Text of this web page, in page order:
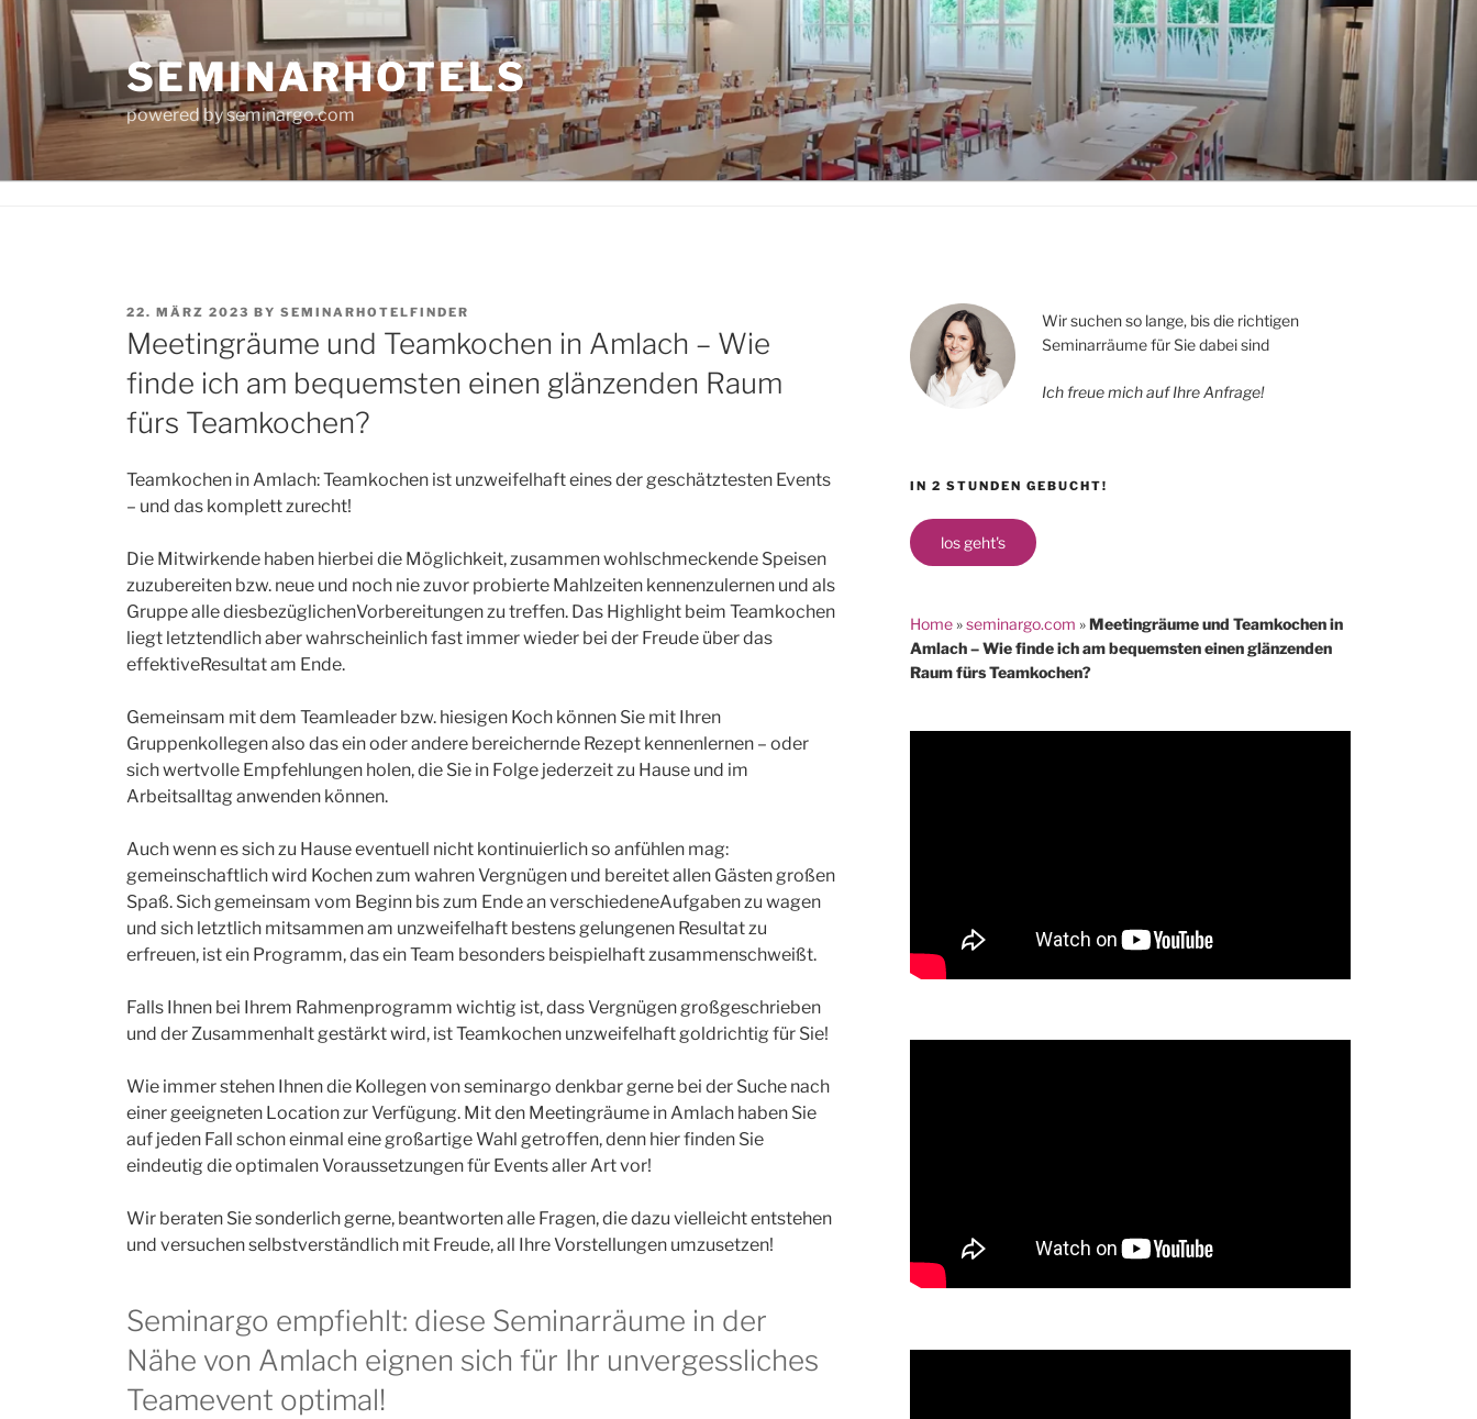
Skip
to
content
SEMINARHOTELS
powered by seminargo.com
POSTED
ON
22. MÄRZ 2023 BYSEMINARHOTELFINDER
Meetingräume und Teamkochen in Amlach – Wie
finde ich am bequemsten einen glänzenden Raum
fürs Teamkochen?
Teamkochen in Amlach: Teamkochen ist unzweifelhaft eines der geschätztesten Events
– und das komplett zurecht!
Die Mitwirkende haben hierbei die Möglichkeit, zusammen wohlschmeckende Speisen
zuzubereiten bzw. neue und noch nie zuvor probierte Mahlzeiten kennenzulernen und als
Gruppe alle diesbezüglichenVorbereitungen zu treffen. Das Highlight beim Teamkochen
liegt letztendlich aber wahrscheinlich fast immer wieder bei der Freude über das
effektiveResultat am Ende.
Gemeinsam mit dem Teamleader bzw. hiesigen Koch können Sie mit Ihren
Gruppenkollegen also das ein oder andere bereichernde Rezept kennenlernen – oder
sich wertvolle Empfehlungen holen, die Sie in Folge jederzeit zu Hause und im
Arbeitsalltag anwenden können.
Auch wenn es sich zu Hause eventuell nicht kontinuierlich so anfühlen mag:
gemeinschaftlich wird Kochen zum wahren Vergnügen und bereitet allen Gästen großen
Spaß. Sich gemeinsam vom Beginn bis zum Ende an verschiedeneAufgaben zu wagen
und sich letztlich mitsammen am unzweifelhaft bestens gelungenen Resultat zu
erfreuen, ist ein Programm, das ein Team besonders beispielhaft zusammenschweißt.
Falls Ihnen bei Ihrem Rahmenprogramm wichtig ist, dass Vergnügen großgeschrieben
und der Zusammenhalt gestärkt wird, ist Teamkochen unzweifelhaft goldrichtig für Sie!
Wie immer stehen Ihnen die Kollegen von seminargo denkbar gerne bei der Suche nach
einer geeigneten Location zur Verfügung. Mit den Meetingräume in Amlach haben Sie
auf jeden Fall schon einmal eine großartige Wahl getroffen, denn hier finden Sie
eindeutig die optimalen Voraussetzungen für Events aller Art vor!
Wir beraten Sie sonderlich gerne, beantworten alle Fragen, die dazu vielleicht entstehen
und versuchen selbstverständlich mit Freude, all Ihre Vorstellungen umzusetzen!
Seminargo empfiehlt: diese Seminarräume in der
Nähe von Amlach eignen sich für Ihr unvergessliches
Teamevent optimal!
Wir suchen so lange, bis die richtigen
Seminarräume für Sie dabei sind
Ich freue mich auf Ihre Anfrage!
IN 2 STUNDEN GEBUCHT!
los geht's
Home»seminargo.com »Meetingräume und Teamkochen in
Amlach – Wie finde ich am bequemsten einen glänzenden
Raum fürs Teamkochen?